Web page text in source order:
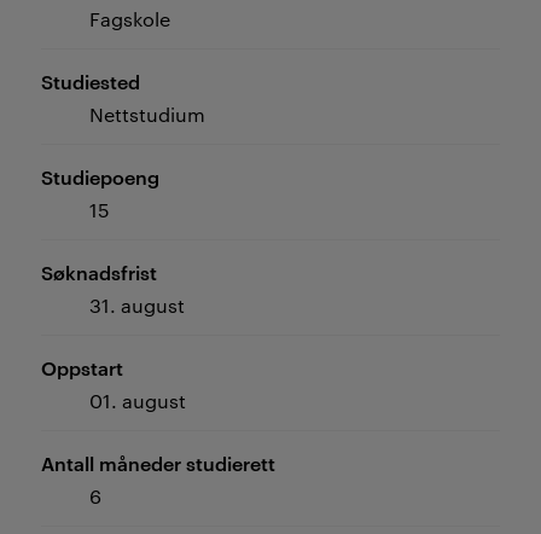
Fagskole
Studiested
Nettstudium
Studiepoeng
15
Søknadsfrist
31. august
Oppstart
01. august
Antall måneder studierett
6